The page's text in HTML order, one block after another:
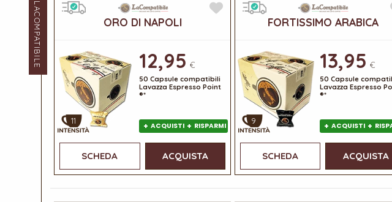
LACOMPATIBILE ORO DI NAPOLI
11
12,95 €
50 Capsule compatibili
Lavazza Espresso Point
®*
+ ACQUISTI + RISPARMI
SCHEDA ACQUISTA
FORTISSIMO ARABICA
9
13,95 €
50 Capsule
Lavazza Espresso
®*
+ ACQUISTI +
SCHEDA ACQUISTA